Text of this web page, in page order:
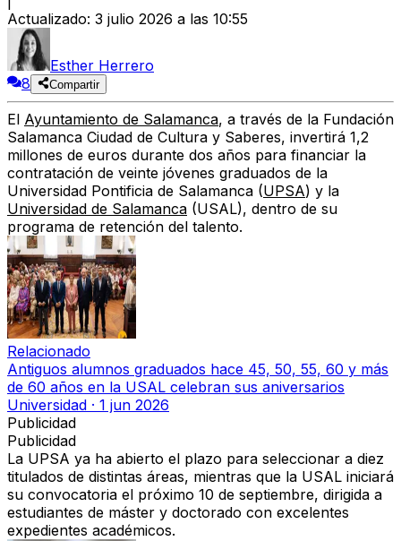
Actualizado: 3 julio 2026 a las 10:55
Esther Herrero
8
Compartir
El Ayuntamiento de Salamanca, a través de la Fundación
Salamanca Ciudad de Cultura y Saberes, invertirá 1,2
millones de euros durante dos años para financiar la
contratación de veinte jóvenes graduados de la
Universidad Pontificia de Salamanca (UPSA) y la
Universidad de Salamanca (USAL), dentro de su
programa de retención del talento.
Relacionado
Antiguos alumnos graduados hace 45, 50, 55, 60 y más
de 60 años en la USAL celebran sus aniversarios
Universidad · 1 jun 2026
Publicidad
Publicidad
La UPSA ya ha abierto el plazo para seleccionar a diez
titulados de distintas áreas, mientras que la USAL iniciará
su convocatoria el próximo 10 de septiembre, dirigida a
estudiantes de máster y doctorado con excelentes
expedientes académicos.